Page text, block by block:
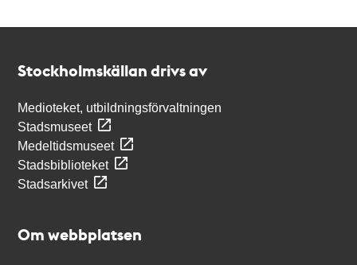
Stockholmskällan drivs av
Medioteket, utbildningsförvaltningen
Stadsmuseet
Medeltidsmuseet
Stadsbiblioteket
Stadsarkivet
Om webbplatsen